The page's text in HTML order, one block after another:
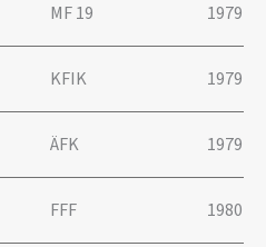
MF 19 1979
KFIK 1979
ÄFK 1979
FFF 1980